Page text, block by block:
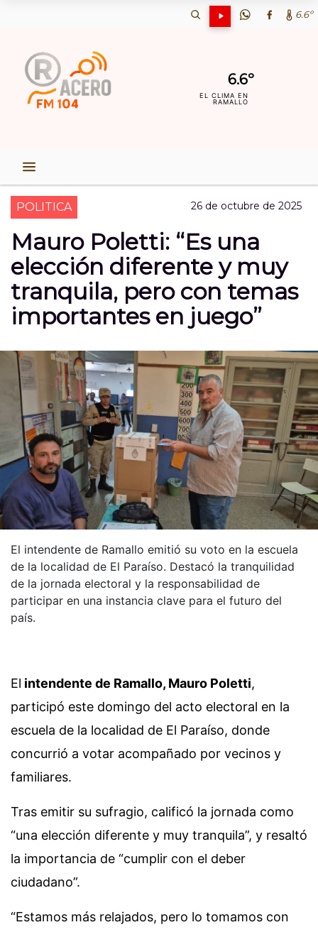
6.6º
6.6º
EL CLIMA EN
RAMALLO
POLITICA 26 de octubre de 2025
Mauro Poletti: “Es una
elección diferente y muy
tranquila, pero con temas
importantes en juego”
El intendente de Ramallo emitió su voto en la escuela
de la localidad de El Paraíso. Destacó la tranquilidad
de la jornada electoral y la responsabilidad de
participar en una instancia clave para el futuro del
país.
El intendente de Ramallo, Mauro Poletti,
participó este domingo del acto electoral en la
escuela de la localidad de El Paraíso, donde
concurrió a votar acompañado por vecinos y
familiares.
Tras emitir su sufragio, calificó la jornada como
“una elección diferente y muy tranquila”, y resaltó
la importancia de “cumplir con el deber
ciudadano”.
“Estamos más relajados, pero lo tomamos con